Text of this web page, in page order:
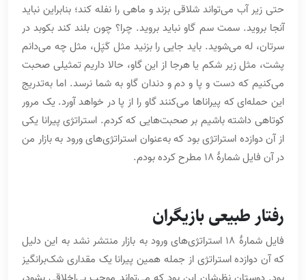
حتی زیر آب می‌تواند شلاقی بزند و ماهی را نفله کند؛ بنابراین نباید
آنجا بروید. سمت سم گاو نباید بروید. چرا؟ چون بلند کند بکوبد در
سرتان، له می‌شوید. باید جایی را بزنید مثل کَپَل، مثل چه می‌دانم
پشت، مثل زیر شکم یا هرجا از این گاو، حالا داریم تمثیلی صحبت
می‌کنیم که دست و پا و دم و دندان گاو به شما نرسد. اما به‌تدریج
این حمله‌ای که پیراناها می‌کنند گاو را از پا در خواهد آورد. یک مرور
کوتاهی داشته باشیم بر صحبت‌هایی که کردم. استراتژی پیرانا یکی
از آن دوازده استراتژی بود که به‌عنوان استراتژی‌های ورود به بازار من
در آن فایل شمارۀ 18 مطرح کرده بودم.
رفتار طبیعی بازیگران
فایل شمارۀ 18 استراتژی‌های ورود به بازار منتشر نشد به این دلیل
که آن دوازده استراتژی از جمله همین پیرانا یک مقداری شک‌برانگیز